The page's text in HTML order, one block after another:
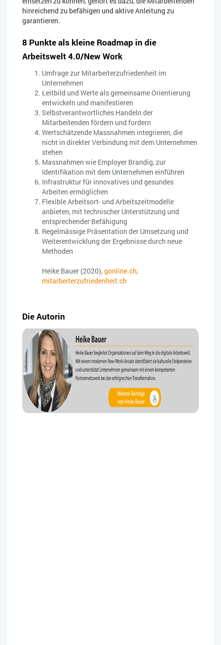
hinreichend zu befähigen und aktive Anleitung zu
garantieren.
8 Punkte als kleine Roadmap in die
Arbeitswelt 4.0/New Work
Umfrage zur Mitarbeiterzufriedenheit im
Unternehmen
Leitbild und Werte als gemeinsame Orientierung
entwickeln und manifestieren
Selbstverantwortliches Handeln der
Mitarbeitenden fördern und fordern
Wertschätzende Massnahmen integrieren, die
nicht in direkter Verbindung mit dem Unternehmen
stehen
Massnahmen wie Employer Brandig, zur
Identifikation mit dem Unternehmen einführen
Infrastruktur für innovatives und gesundes
Arbeiten ermöglichen
Flexible Arbeitsort- und Arbeitszeitmodelle
anbieten, mit technischer Unterstützung und
entsprechender Befähigung
Regelmässige Präsentation der Umsetzung und
Weiterentwicklung der Ergebnisse durch neue
Methoden
Heike Bauer (2020),gonline.ch,
mitarbeiterzufriedenheit.ch
Die Autorin